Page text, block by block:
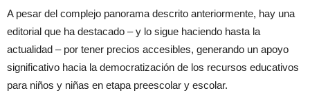
A pesar del complejo panorama descrito anteriormente, hay una
editorial que ha destacado – y lo sigue haciendo hasta la
actualidad – por tener precios accesibles, generando un apoyo
significativo hacia la democratización de los recursos educativos
para niños y niñas en etapa preescolar y escolar.